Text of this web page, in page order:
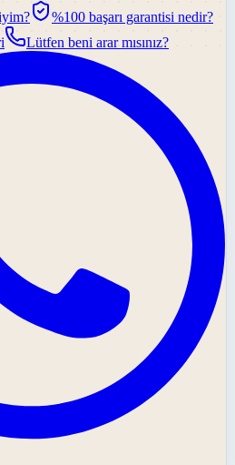
%100 başarı garantisi nedir?
Lütfen beni arar mısınız?